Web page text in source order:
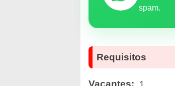
spam.
Requisitos
Vacantes: 1